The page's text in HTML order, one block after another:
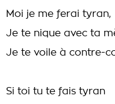
Moi je me ferai tyran,
Je te nique avec ta
Je te voile à contre-
Si toi tu te fais tyran